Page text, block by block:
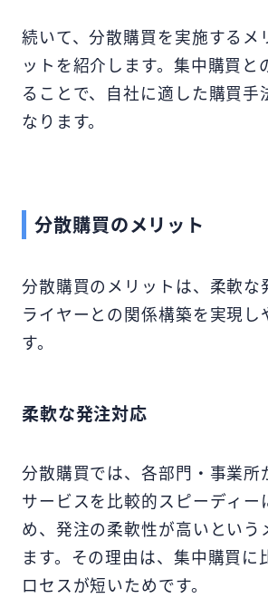
続いて、分散購買を実施するメ
ットを紹介します。集中購買と
ることで、自社に適した購買手
なります。
分散購買のメリット
分散購買のメリットは、柔軟な
ライヤーとの関係構築を実現し
す。
柔軟な発注対応
分散購買では、各部門・事業所
サービスを比較的スピーディー
め、発注の柔軟性が高いという
ます。その理由は、集中購買に
ロセスが短いためです。